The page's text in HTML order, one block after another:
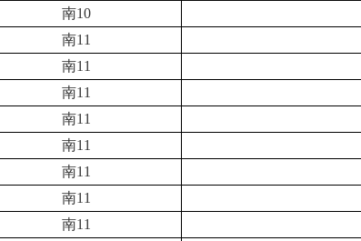
南10
南11
南11
南11
南11
南11
南11
南11
南11